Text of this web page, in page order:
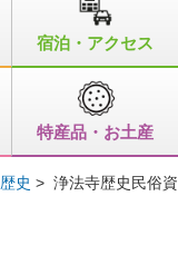
宿泊・アクセス
特産品・お土産
歴史 > 浄法寺歴史民俗資